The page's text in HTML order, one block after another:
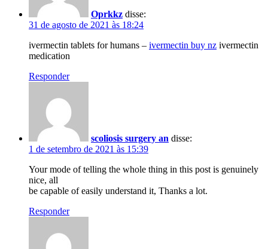
Oprkkz disse:
31 de agosto de 2021 às 18:24
ivermectin tablets for humans – ivermectin buy nz ivermectin
medication
Responder
scoliosis surgery an disse:
1 de setembro de 2021 às 15:39
Your mode of telling the whole thing in this post is genuinely
nice, all
be capable of easily understand it, Thanks a lot.
Responder